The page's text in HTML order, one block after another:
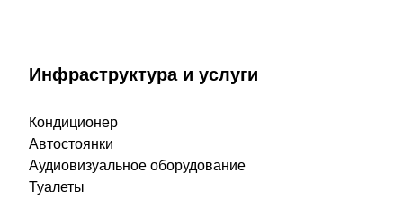
Инфраструктура и услуги
Кондиционер
Автостоянки
Аудиовизуальное оборудование
Туалеты